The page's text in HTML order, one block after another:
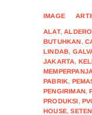
IMAGE
ALAT,
BUTUHKAN,
LINDAB,
JAKARTA,
PABRIK,
PENGIRIMAN,
PRODUKSI,
HOUSE,